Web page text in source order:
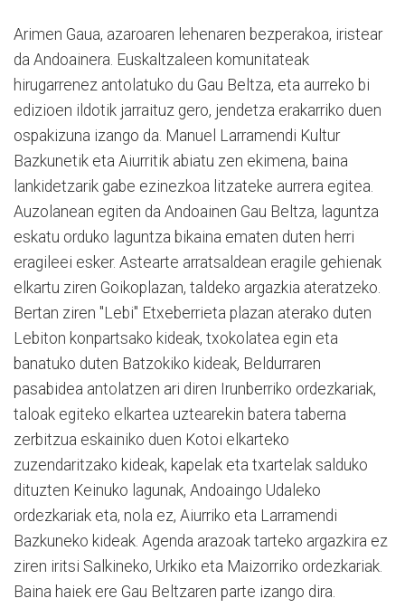
Arimen Gaua, azaroaren lehenaren bezperakoa, iristear
da Andoainera. Euskaltzaleen komunitateak
hirugarrenez antolatuko du Gau Beltza, eta aurreko bi
edizioen ildotik jarraituz gero, jendetza erakarriko duen
ospakizuna izango da. Manuel Larramendi Kultur
Bazkunetik eta Aiurritik abiatu zen ekimena, baina
lankidetzarik gabe ezinezkoa litzateke aurrera egitea.
Auzolanean egiten da Andoainen Gau Beltza, laguntza
eskatu orduko laguntza bikaina ematen duten herri
eragileei esker. Astearte arratsaldean eragile gehienak
elkartu ziren Goikoplazan, taldeko argazkia ateratzeko.
Bertan ziren "Lebi" Etxeberrieta plazan aterako duten
Lebiton konpartsako kideak, txokolatea egin eta
banatuko duten Batzokiko kideak, Beldurraren
pasabidea antolatzen ari diren Irunberriko ordezkariak,
taloak egiteko elkartea uztearekin batera taberna
zerbitzua eskainiko duen Kotoi elkarteko
zuzendaritzako kideak, kapelak eta txartelak salduko
dituzten Keinuko lagunak, Andoaingo Udaleko
ordezkariak eta, nola ez, Aiurriko eta Larramendi
Bazkuneko kideak. Agenda arazoak tarteko argazkira ez
ziren iritsi Salkineko, Urkiko eta Maizorriko ordezkariak.
Baina haiek ere Gau Beltzaren parte izango dira.